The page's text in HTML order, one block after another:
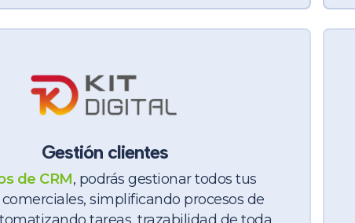
Gestión clientes
de CRM, podrás gestionar todos tus
simplificando procesos de